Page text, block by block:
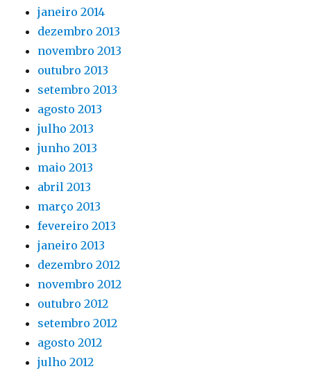
janeiro 2014
dezembro 2013
novembro 2013
outubro 2013
setembro 2013
agosto 2013
julho 2013
junho 2013
maio 2013
abril 2013
março 2013
fevereiro 2013
janeiro 2013
dezembro 2012
novembro 2012
outubro 2012
setembro 2012
agosto 2012
julho 2012